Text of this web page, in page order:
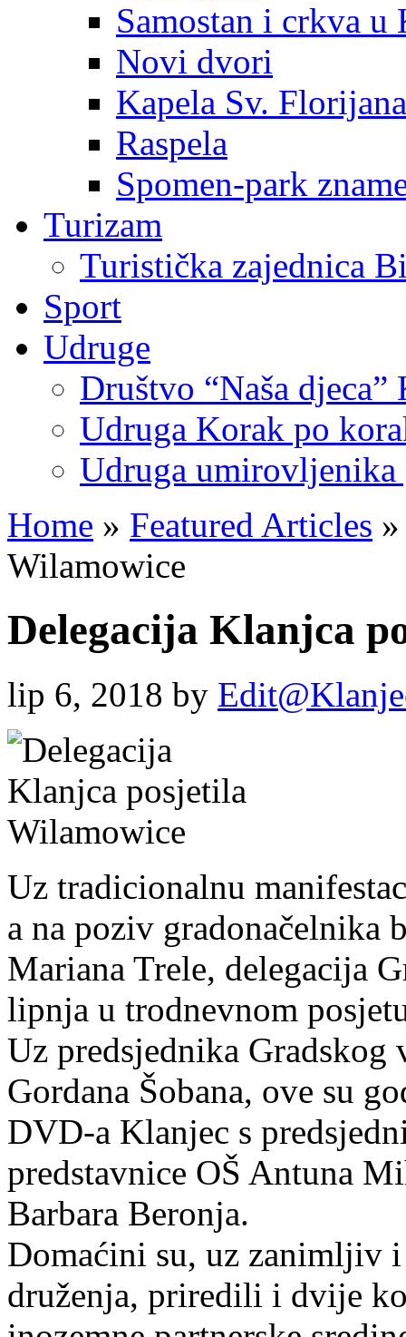
Samostan i crkva u
Novi dvori
Kapela Sv. Florijana
Raspela
Spomen-park
Turizam
Turistička zajednica
Sport
Udruge
Društvo “Naša djeca”
Udruga Korak po
Udruga umirovljenika
Home » Featured Articles »
Wilamowice
Delegacija Klanjca
lip 6, 2018 by
Uz tradicionalnu
a na poziv gradonačelnika
Mariana Trele, delegacija
lipnja u trodnevnom
Uz predsjednika
Gordana Šobana, ove su
DVD-a Klanjec s
predstavnice OŠ Antuna
Barbara Beronja.
Domaćini su, uz zanimljiv
druženja, priredili i dvije